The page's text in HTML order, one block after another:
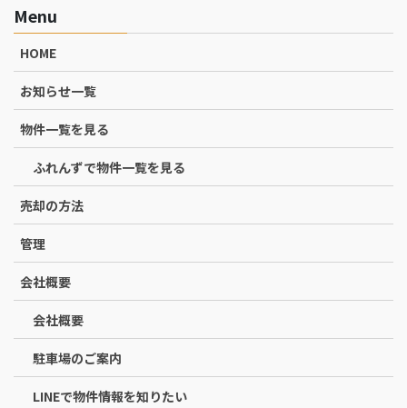
Menu
HOME
お知らせ一覧
物件一覧を見る
ふれんずで物件一覧を見る
売却の方法
管理
会社概要
会社概要
駐車場のご案内
LINEで物件情報を知りたい